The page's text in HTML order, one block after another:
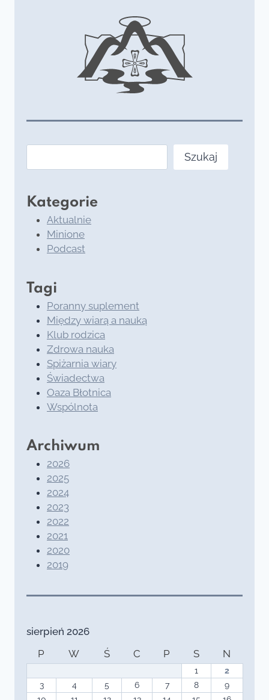
Szukaj
Kategorie
Aktualnie
Minione
Podcast
Tagi
Poranny suplement
Między wiarą a nauką
Klub rodzica
Zdrowa nauka
Spiżarnia wiary
Świadectwa
Oaza Błotnica
Wspólnota
Archiwum
2026
2025
2024
2023
2022
2021
2020
2019
sierpień 2026
P
W Ś C P S N
1
2
3
4 5 6 7 8
9